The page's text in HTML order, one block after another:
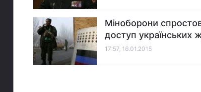
Міноборони
доступ українських
17:57, 16.01.2015